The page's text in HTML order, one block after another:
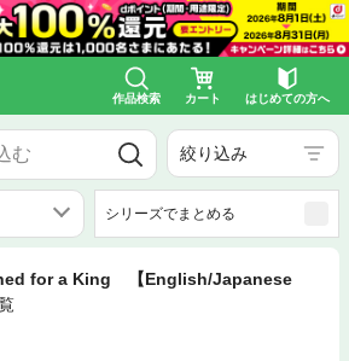
作品検索 カート はじめての方へ
絞り込み
シリーズでまとめる
for a King 【English/Japanese